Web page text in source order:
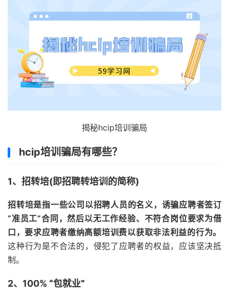
揭秘hcip培训骗局
hcip培训骗局有哪些？
1、招转培(即招聘转培训的简称)
招转培是指一些公司以招聘人员的名义，诱骗应聘者签订
“准员工”合同，然后以无工作经验、不符合岗位要求为借
口，要求应聘者缴纳高额培训费以获取非法利益的行为。
这种行为是不合法的，侵犯了应聘者的权益，应该坚决抵
制‌。
2、100% “包就业”